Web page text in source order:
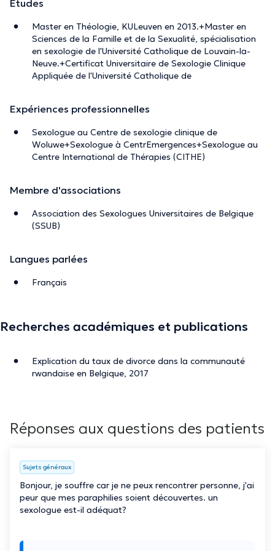
Études
Master en Théologie, KULeuven en 2013.+Master en
Sciences de la Famille et de la Sexualité, spécialisation
en sexologie de l'Université Catholique de Louvain-la-
Neuve.+Certificat Universitaire de Sexologie Clinique
Appliquée de l'Université Catholique de
Expériences professionnelles
Sexologue au Centre de sexologie clinique de
Woluwe+Sexologue à CentrEmergences+Sexologue au
Centre International de Thérapies (CITHE)
Membre d'associations
Association des Sexologues Universitaires de Belgique
(SSUB)
Langues parlées
Français
Recherches académiques et publications
Explication du taux de divorce dans la communauté
rwandaise en Belgique, 2017
Réponses aux questions des patients
Sujets généraux
Bonjour, je souffre car je ne peux rencontrer personne, j'ai
peur que mes paraphilies soient découvertes. un
sexologue est-il adéquat?